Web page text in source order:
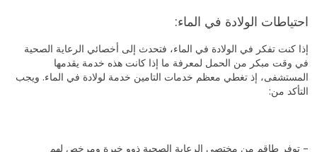
احتياطات الولادة في الماء:
إذا كنت تفكر في الولادة في الماء، فتحدث إلى أخصائي الرعاية الصحية
في وقت مبكر من الحمل لمعرفة ما إذا كانت هذه خدمة يقدمها
المستشفى، إذ تغطي معظم خدمات التامين خدمة لولادة في الماء. ويجب
التأكد من:
– توفر طاقم من مختصي الرعاية الصحية ذوو خبرة ومرخص لهم